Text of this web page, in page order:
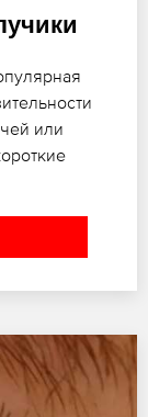
или